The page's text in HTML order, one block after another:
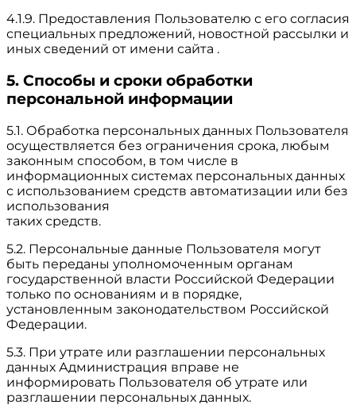
4.1.9. Предоставления Пользователю с его согласия
специальных предложений, новостной рассылки и
иных сведений от имени сайта .
5. Способы и сроки обработки
персональной информации
5.1. Обработка персональных данных Пользователя
осуществляется без ограничения срока, любым
законным способом, в том числе в
информационных системах персональных данных
с использованием средств автоматизации или без
использования
таких средств.
5.2. Персональные данные Пользователя могут
быть переданы уполномоченным органам
государственной власти Российской Федерации
только по основаниям и в порядке,
установленным законодательством Российской
Федерации.
5.3. При утрате или разглашении персональных
данных Администрация вправе не
информировать Пользователя об утрате или
разглашении персональных данных.